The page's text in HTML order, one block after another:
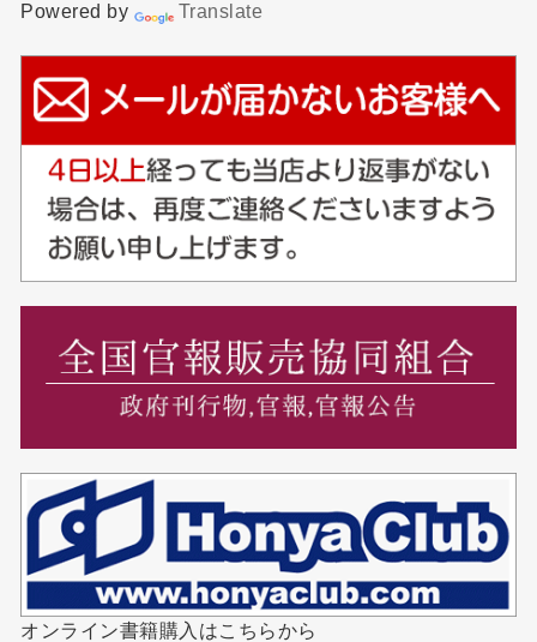
Powered by Translate
オンライン書籍購入はこちらから